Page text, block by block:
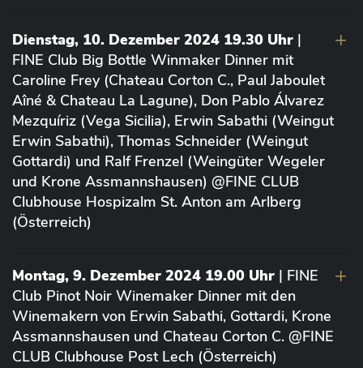
Dienstag, 10. Dezember 2024 19.30 Uhr |
FINE Club Big Bottle Winmaker Dinner mit
Caroline Frey (Chateau Corton C., Paul Jaboulet
Aîné & Chateau La Lagune), Don Pablo Álvarez
Mezquíriz (Vega Sicilia), Erwin Sabathi (Weingut
Erwin Sabathi), Thomas Schneider (Weingut
Gottardi) und Ralf Frenzel (Weingüter Wegeler
und Krone Assmannshausen) @FINE CLUB
Clubhouse Hospizalm St. Anton am Arlberg
(Österreich)
Montag, 9. Dezember 2024 19.00 Uhr | FINE
Club Pinot Noir Winemaker Dinner mit den
Winemakern von Erwin Sabathi, Gottardi, Krone
Assmannshausen und Chateau Corton C. @FINE
CLUB Clubhouse Post Lech (Österreich)